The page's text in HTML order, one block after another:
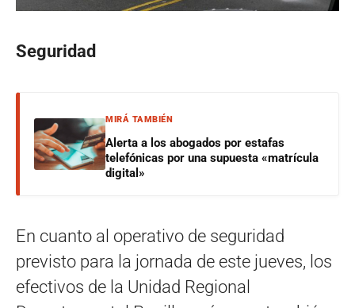
Seguridad
MIRÁ TAMBIÉN
Alerta a los abogados por estafas
telefónicas por una supuesta «matrícula
digital»
En cuanto al operativo de seguridad
previsto para la jornada de este jueves, los
efectivos de la Unidad Regional